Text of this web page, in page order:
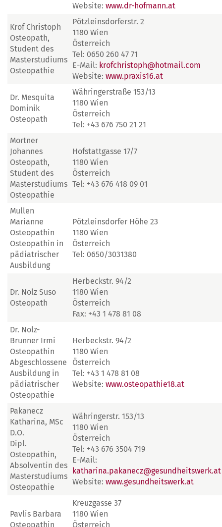
Website: www.dr-hofmann.at
Krof Christoph
Osteopath,
Student des
Masterstudiums
Osteopathie
Pötzleinsdorferstr. 2
1180 Wien
Österreich
Tel: 0650 260 47 71
E-Mail: krofchristoph@hotmail.com
Website: www.praxis16.at
Dr. Mesquita
Dominik
Osteopath
Währingerstraße 153/13
1180 Wien
Österreich
Tel: +43 676 750 21 21
Mortner
Johannes
Osteopath,
Student des
Masterstudiums
Osteopathie
Hofstattgasse 17/7
1180 Wien
Österreich
Tel: +43 676 418 09 01
Mullen
Marianne
Osteopathin
Osteopathin in
pädiatrischer
Ausbildung
Pötzleinsdorfer Höhe 23
1180 Wien
Österreich
Tel: 0650/3031380
Dr. Nolz Suso
Osteopath
Herbeckstr. 94/2
1180 Wien
Österreich
Fax: +43 1 478 81 08
Dr. Nolz-
Brunner Irmi
Osteopathin
Abgeschlossene
Ausbildung in
pädiatrischer
Osteopathie
Herbeckstr. 94/2
1180 Wien
Österreich
Tel: +43 1 478 81 08
Website: www.osteopathie18.at
Pakanecz
Katharina, MSc
D.O.
Dipl.
Osteopathin,
Absolventin des
Masterstudiums
Osteopathie
Währingerstr. 153/13
1180 Wien
Österreich
Tel: +43 676 3504 719
E-Mail:
katharina.pakanecz@gesundheitswerk.at
Website: www.gesundheitswerk.at
Pavlis Barbara
Osteopathin
Kreuzgasse 37
1180 Wien
Österreich